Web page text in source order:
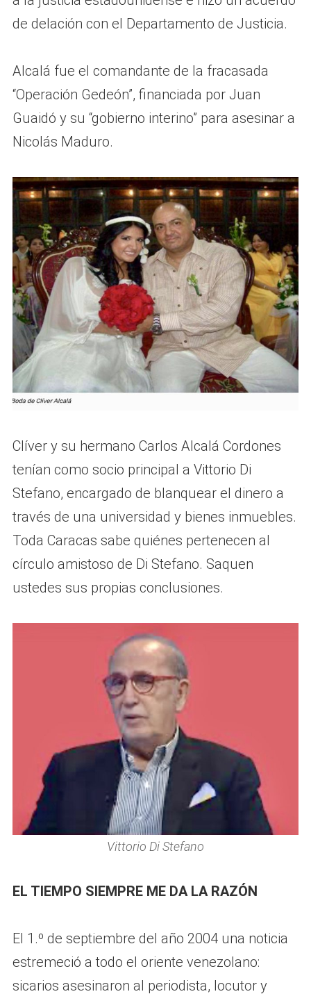
de delación con el Departamento de Justicia.
Alcalá fue el comandante de la fracasada
“Operación Gedeón”, financiada por Juan
Guaidó y su “gobierno interino” para asesinar a
Nicolás Maduro.
Clíver y su hermano Carlos Alcalá Cordones
tenían como socio principal a Vittorio Di
Stefano, encargado de blanquear el dinero a
través de una universidad y bienes inmuebles.
Toda Caracas sabe quiénes pertenecen al
círculo amistoso de Di Stefano. Saquen
ustedes sus propias conclusiones.
Vittorio Di Stefano
EL TIEMPO SIEMPRE ME DA LA RAZÓN
El 1.º de septiembre del año 2004 una noticia
estremeció a todo el oriente venezolano:
sicarios asesinaron al periodista, locutor y